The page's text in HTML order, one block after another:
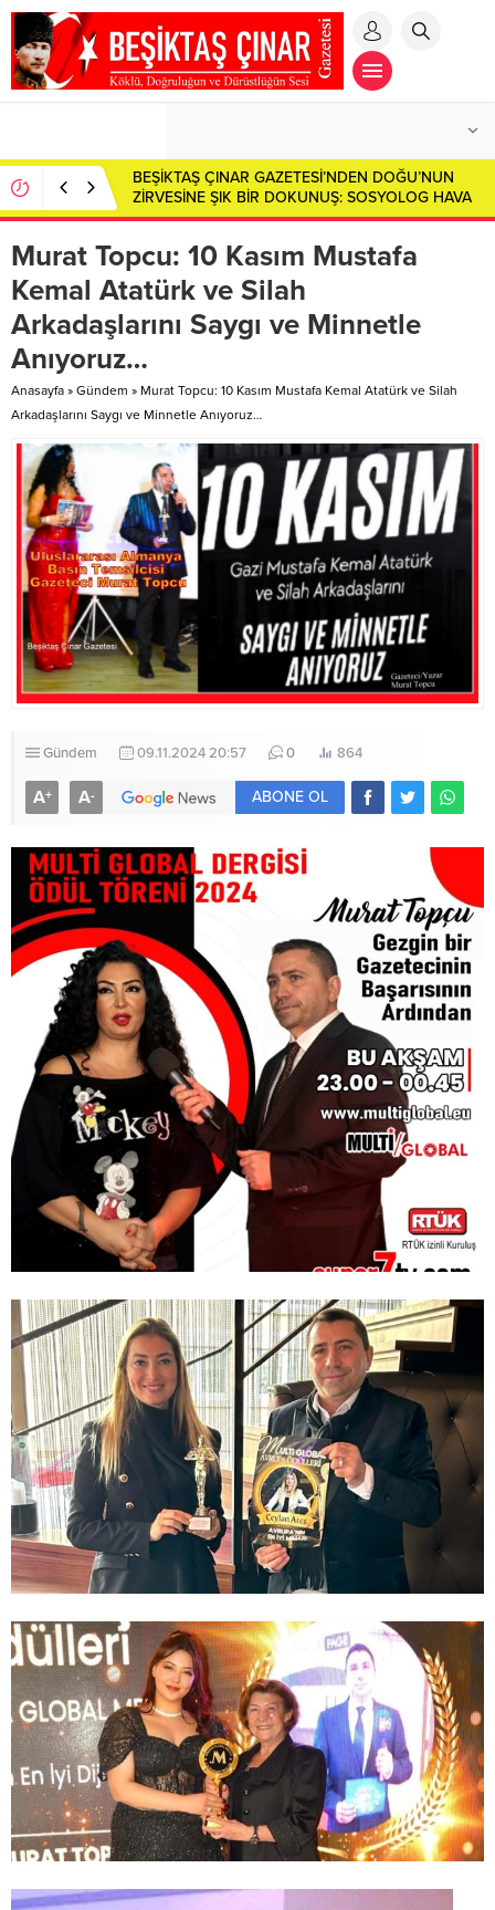
BEŞİKTAŞ ÇINAR GAZETESİ’NDEN DOĞU’NUN
ZİRVESİNE ŞIK BİR DOKUNUŞ: SOSYOLOG HAVA
HANIM AĞRI DAĞI’NIN ETEKLERİNDE!
Murat Topcu: 10 Kasım Mustafa
Kemal Atatürk ve Silah
Arkadaşlarını Saygı ve Minnetle
Anıyoruz…
Anasayfa » Gündem » Murat Topcu: 10 Kasım Mustafa Kemal Atatürk ve Silah
Arkadaşlarını Saygı ve Minnetle Anıyoruz…
Gündem 09.11.2024 20:57 0 864
A+ A- ABONE OL